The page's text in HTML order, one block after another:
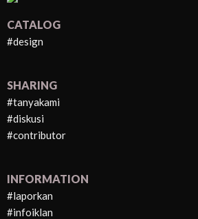
CATALOG
#design
SHARING
#tanyakami
#diskusi
#contributor
INFORMATION
#laporkan
#infoiklan